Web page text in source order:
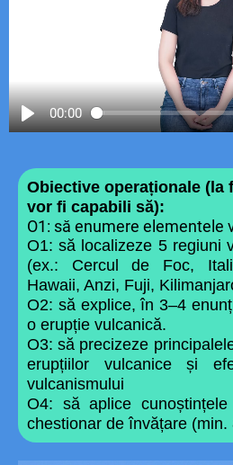
00:00
Obiective operaționale (la
vor fi capabili să):
O1: să enumere elementele
O1: să localizeze 5 regiuni
(ex.: Cercul de Foc,
Hawaii, Anzi, Fuji,
O2: să explice, în 3–4
o erupție vulcanică.
O3: să precizeze
erupțiilor vulcanice și
vulcanismului
O4: să aplice
chestionar de învățare (min.